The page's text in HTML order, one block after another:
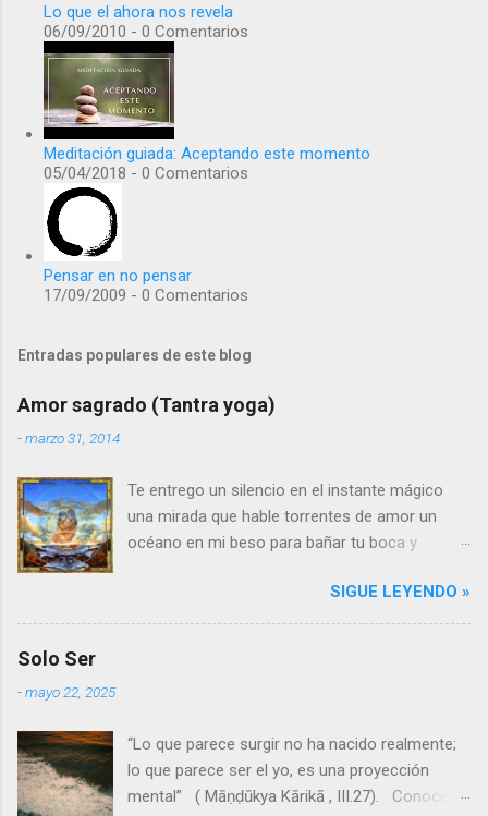
Lo que el ahora nos revela
06/09/2010 - 0 Comentarios
Meditación guiada: Aceptando este momento
05/04/2018 - 0 Comentarios
Pensar en no pensar
17/09/2009 - 0 Comentarios
Entradas populares de este blog
Amor sagrado (Tantra yoga)
-marzo 31, 2014
Te entrego un silencio en el instante mágico
una mirada que hable torrentes de amor un
océano en mi beso para bañar tu boca y
sereno que acaricie el tuyo y te ame con
latidos infinitos En la caricia y en el aroma el
mente mirando a lo divino en la verdad del ser
entregado El olor de los bosques, de la piel, del
viento y del incienso, de los ríos
SIGUE LEYENDO »
Solo Ser
-mayo 22, 2025
“Lo que parece surgir no ha nacido realmente;
lo que parece ser el yo, es una proyección
mental” ( Māṇḍūkya Kārikā , III.27). Conocer